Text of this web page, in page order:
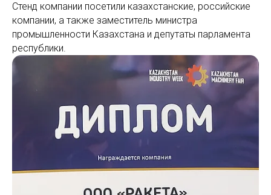
Стенд компании посетили казахстанские, российские
компании, а также заместитель министра
промышленности Казахстана и депутаты парламента
республики.